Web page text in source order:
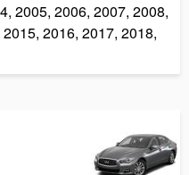
2005, 2006, 2007, 2008,
2016, 2017, 2018,